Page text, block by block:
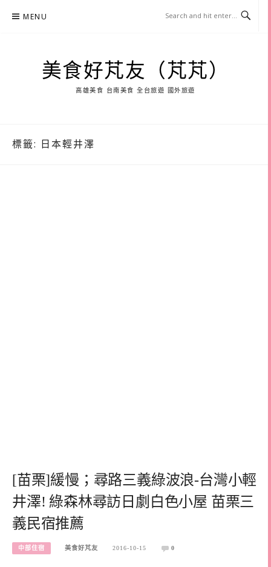
MENU
美食好芃友（芃芃）
高雄美食 台南美食 全台旅遊 國外旅遊
標籤: 日本輕井澤
[苗栗]緩慢；尋路三義綠波浪-台灣小輕
井澤! 綠森林尋訪日劇白色小屋 苗栗三
義民宿推薦
中部住宿 美食好芃友 2016-10-15 0